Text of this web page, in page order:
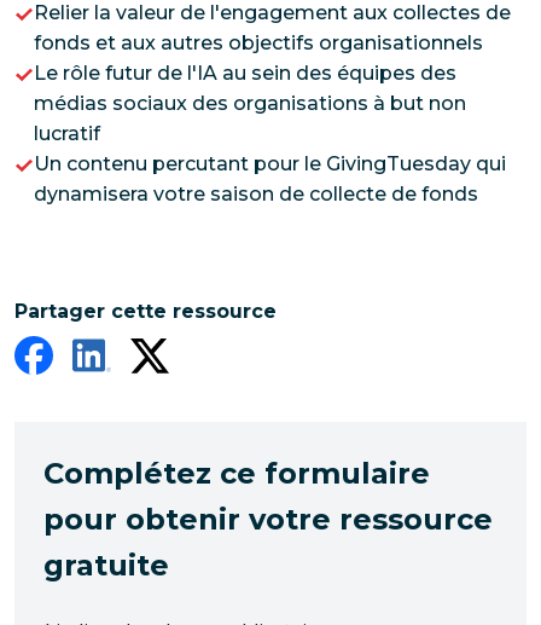
Relier la valeur de l'engagement aux collectes de
fonds et aux autres objectifs organisationnels
Le rôle futur de l'IA au sein des équipes des
médias sociaux des organisations à but non
lucratif
Un contenu percutant pour le GivingTuesday qui
dynamisera votre saison de collecte de fonds
Partager cette ressource
Complétez ce formulaire
pour obtenir votre ressource
gratuite